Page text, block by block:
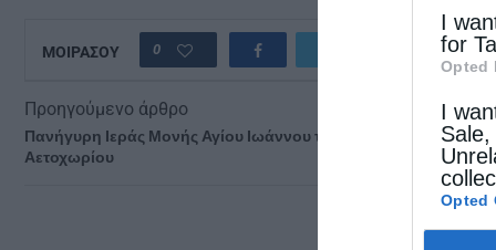
I
for
Opted
I
Opted
ΜΟΙΡΑΣΟΥ 0
Προηγούμενο άρθρο
Πανήγυρη Ιεράς Μονής Αγίου Ιωάννου του Θεολόγου
Αετοχωρίου